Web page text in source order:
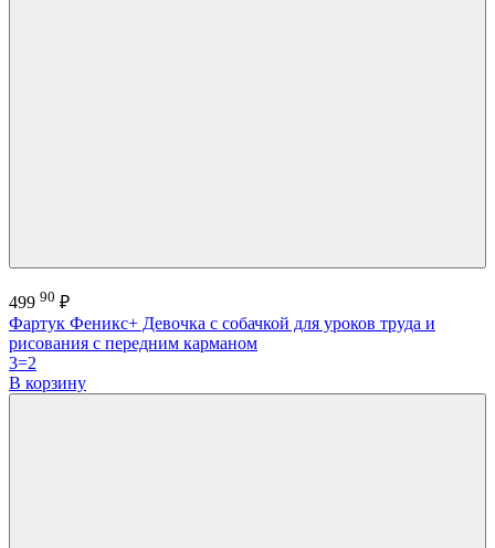
499 90 ₽
Фартук Феникс+ Девочка с собачкой для уроков труда и
рисования с передним карманом
3=2
В корзину